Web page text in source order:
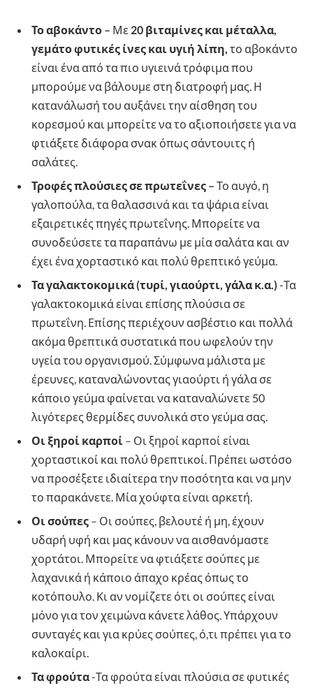
Το αβοκάντο – Με 20 βιταμίνες και μέταλλα,
γεμάτο φυτικές ίνες και υγιή λίπη, το αβοκάντο
είναι ένα από τα πιο υγιεινά τρόφιμα που
μπορούμε να βάλουμε στη διατροφή μας. Η
κατανάλωσή του αυξάνει την αίσθηση του
κορεσμού και μπορείτε να το αξιοποιήσετε για να
φτιάξετε διάφορα σνακ όπως σάντουιτς ή
σαλάτες.
Τροφές πλούσιες σε πρωτεΐνες – Το αυγό, η
γαλοπούλα, τα θαλασσινά και τα ψάρια είναι
εξαιρετικές πηγές πρωτεΐνης. Μπορείτε να
συνοδεύσετε τα παραπάνω με μία σαλάτα και αν
έχει ένα χορταστικό και πολύ θρεπτικό γεύμα.
Τα γαλακτοκομικά (τυρί, γιαούρτι, γάλα κ.α.) -Τα
γαλακτοκομικά είναι επίσης πλούσια σε
πρωτεΐνη. Επίσης περιέχουν ασβέστιο και πολλά
ακόμα θρεπτικά συστατικά που ωφελούν την
υγεία του οργανισμού. Σύμφωνα μάλιστα με
έρευνες, καταναλώνοντας γιαούρτι ή γάλα σε
κάποιο γεύμα φαίνεται να καταναλώνετε 50
λιγότερες θερμίδες συνολικά στο γεύμα σας.
Οι ξηροί καρποί – Οι ξηροί καρποί είναι
χορταστικοί και πολύ θρεπτικοί. Πρέπει ωστόσο
να προσέξετε ιδιαίτερα την ποσότητα και να μην
το παρακάνετε. Μία χούφτα είναι αρκετή.
Οι σούπες – Οι σούπες, βελουτέ ή μη, έχουν
υδαρή υφή και μας κάνουν να αισθανόμαστε
χορτάτοι. Μπορείτε να φτιάξετε σούπες με
λαχανικά ή κάποιο άπαχο κρέας όπως το
κοτόπουλο. Κι αν νομίζετε ότι οι σούπες είναι
μόνο για τον χειμώνα κάνετε λάθος. Υπάρχουν
συνταγές και για κρύες σούπες, ό,τι πρέπει για το
καλοκαίρι.
Τα φρούτα-Τα φρούτα είναι πλούσια σε φυτικές